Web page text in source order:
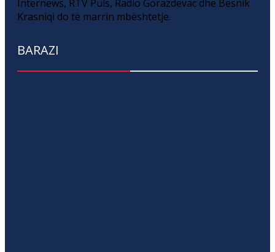
Internews, RTV Puls, Radio Gorazdevac dhe Besnik
Krasniqi do të marrin mbështetje.
BARAZI